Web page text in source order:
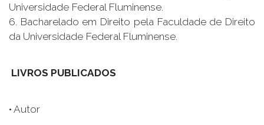
Universidade Federal Fluminense.
6. Bacharelado em Direito pela Faculdade de Direito
da Universidade Federal Fluminense.
LIVROS PUBLICADOS
• Autor